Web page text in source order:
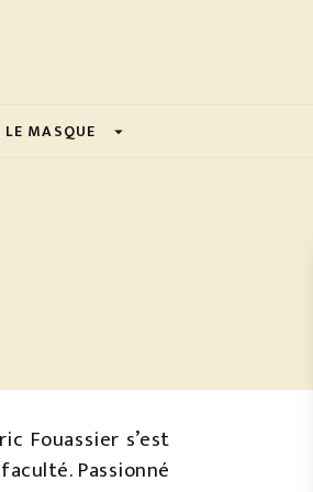
LE MASQUE arrow_drop_down
Fouassier s’est
Passionné